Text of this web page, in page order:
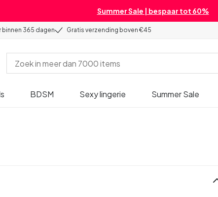
Summer Sale | bespaar tot 60%
binnen 365 dagen Gratis verzending boven €45
BDSM Sexy lingerie Summer Sale